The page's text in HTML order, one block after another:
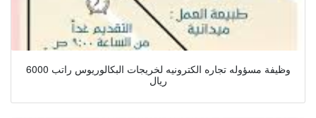
وظيفة مسؤوله تجاره الكترونيه لخريجات البكالوريوس راتب 6000
ريال